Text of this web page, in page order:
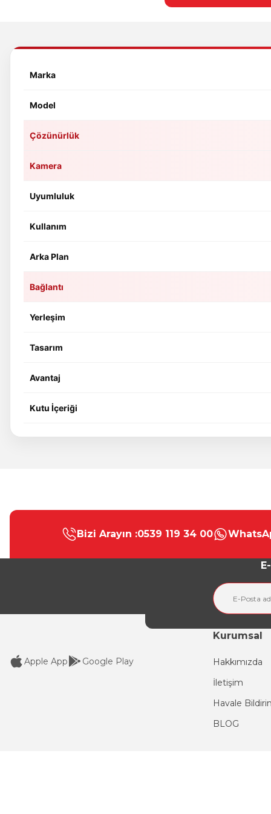
Marka
Model
Çözünürlük
Kamera
Uyumluluk
Kullanım
Arka Plan
Bağlantı
Yerleşim
Tasarım
Avantaj
Kutu İçeriği
Görüş ve önerileriniz için teşekkür ederiz.
Ürün resmi kalitesiz, bozuk veya görüntülenemiyor.
Ürün açıklamasında eksik bilgiler bulunuyor.
Bizi Arayın :0539 119 34 00
Apple App Google Play
Kurumsal
Hakkımızda
İletişim
Havale
BLOG